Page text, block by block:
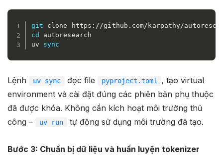
git
cd
autoresearch
uv sync
Lệnh uv sync đọc file pyproject.toml
, tạo virtual
environment và cài đặt đúng các phiên bản phụ thuộc
đã được khóa. Không cần kích hoạt môi trường thủ
công –
uv run tự động sử dụng môi trường đã tạo.
Bước 3: Chuẩn bị dữ liệu và huấn luyện tokenizer